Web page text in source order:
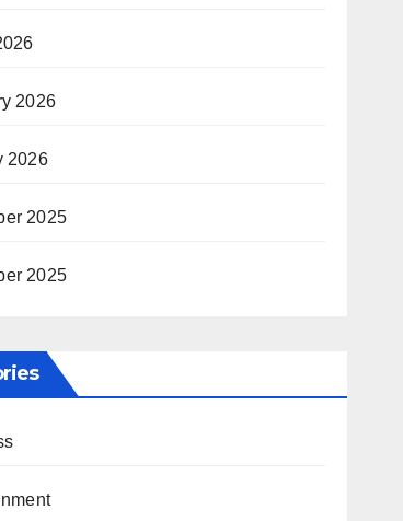
2026
2026
2025
2025